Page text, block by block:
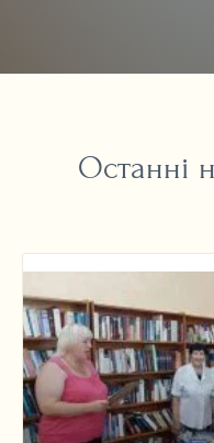
Останні